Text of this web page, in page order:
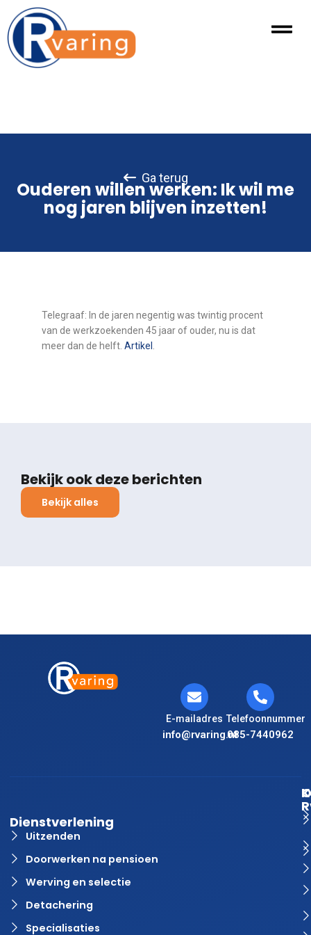
Ga terug
Ouderen willen werken: Ik wil me
nog jaren blijven inzetten!
Telegraaf: In de jaren negentig was twintig procent
van de werkzoekenden 45 jaar of ouder, nu is dat
meer dan de helft. Artikel
Bekijk ook deze berichten
Bekijk alles
E-mailadres
info@rvaring.nl
Telefoonnummer
085-7440962
Dienstverlening
Uitzenden
Doorwerken na pensioen
Werving en selectie
Detachering
Specialisaties